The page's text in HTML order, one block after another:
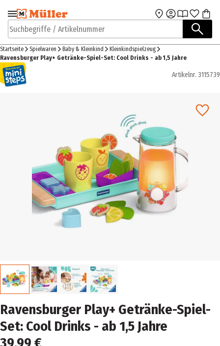
Zur Navigation
springen
Zum Hauptinhalt
Suchbegriffe / Artikelnummer
Startseite Spielwaren Baby & Kleinkind
Kleinkindspielzeug
Ravensburger Play+ Getränke-Spiel-Set: Cool Drinks - ab 1,5 Jahre
Artikelnr. 3115739
Ravensburger Play+ Getränke-Spiel-
Set: Cool Drinks - ab 1,5 Jahre